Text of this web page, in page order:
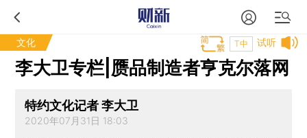
文化 试听
T中
李大卫专栏|赝品制造者亨克尔落网
特约文化记者 李大卫
2020年07月31日 18:03